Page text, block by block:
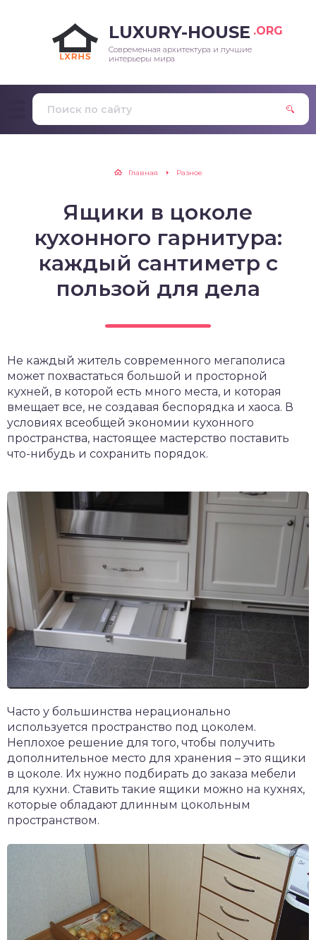
LUXURY-HOUSE .ORG
Современная архитектура и лучшие
интерьеры мира
Главная Разное
Ящики в цоколе
кухонного гарнитура:
каждый сантиметр с
пользой для дела
Не каждый житель современного мегаполиса
может похвастаться большой и просторной
кухней, в которой есть много места, и которая
вмещает все, не создавая беспорядка и хаоса. В
условиях всеобщей экономии кухонного
пространства, настоящее мастерство поставить
что-нибудь и сохранить порядок.
Часто у большинства нерационально
используется пространство под цоколем.
Неплохое решение для того, чтобы получить
дополнительное место для хранения – это ящики
в цоколе. Их нужно подбирать до заказа мебели
для кухни. Ставить такие ящики можно на кухнях,
которые обладают длинным цокольным
пространством.